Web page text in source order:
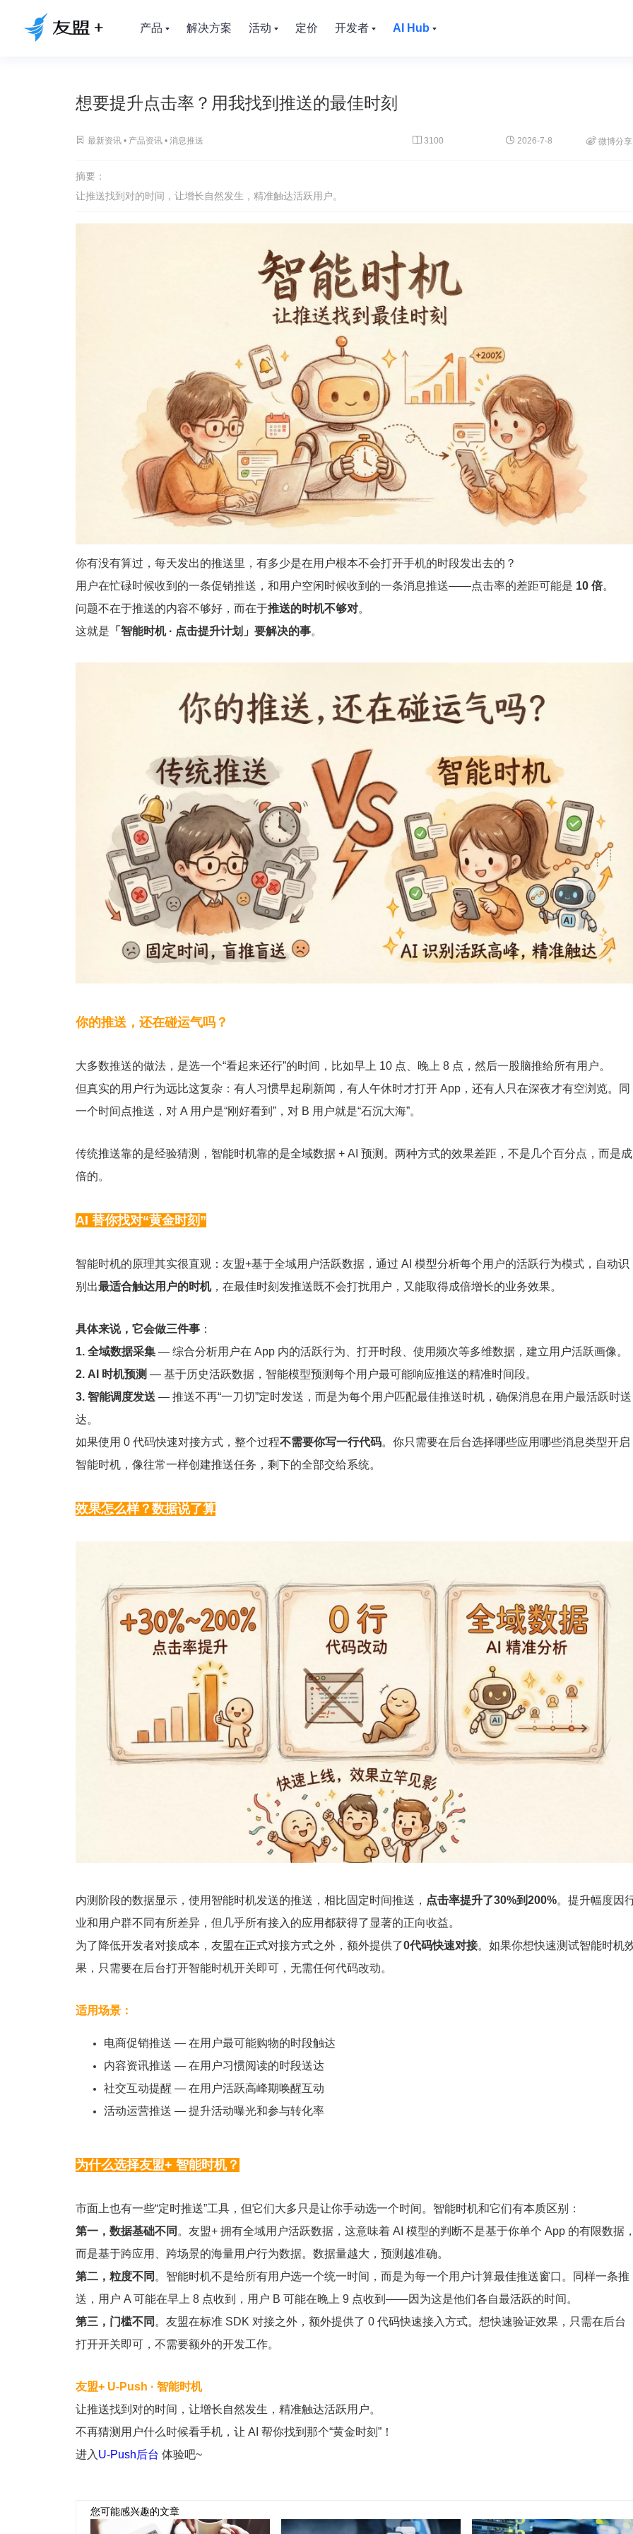
产品 解决方案 活动 定价 开发者 AI Hub
想要提升点击率？用我找到推送的最佳时刻
 最新资讯 • 产品资讯• 消息推送  3100  2026-7-8  微博分享
摘要：
让推送找到对的时间，让增长自然发生，精准触达活跃用户。
你有没有算过，每天发出的推送里，有多少是在用户根本不会打开手机的时段发出去的？
用户在忙碌时候收到的一条促销推送，和用户空闲时候收到的一条消息推送——点击率的差距可能是 10 倍。
问题不在于推送的内容不够好，而在于推送的时机不够对。
这就是 「智能时机 · 点击提升计划」要解决的事。
你的推送，还在碰运气吗？
大多数推送的做法，是选一个“看起来还行”的时间，比如早上 10 点、晚上 8 点，然后一股脑推给所有用户。
但真实的用户行为远比这复杂：有人习惯早起刷新闻，有人午休时才打开 App，还有人只在深夜才有空浏览。同
一个时间点推送，对 A 用户是“刚好看到”，对 B 用户就是“石沉大海”。
传统推送靠的是经验猜测，智能时机靠的是全域数据 + AI 预测。两种方式的效果差距，不是几个百分点，而是成
倍的。
AI 替你找对“黄金时刻”
智能时机的原理其实很直观：友盟+基于全域用户活跃数据，通过 AI 模型分析每个用户的活跃行为模式，自动识
别出最适合触达用户的时机，在最佳时刻发推送既不会打扰用户，又能取得成倍增长的业务效果。
具体来说，它会做三件事：
1. 全域数据采集— 综合分析用户在 App 内的活跃行为、打开时段、使用频次等多维数据，建立用户活跃画像。
2. AI 时机预测 — 基于历史活跃数据，智能模型预测每个用户最可能响应推送的精准时间段。
3. 智能调度发送 — 推送不再“一刀切”定时发送，而是为每个用户匹配最佳推送时机，确保消息在用户最活跃时送
达。
如果使用 0 代码快速对接方式，整个过程不需要你写一行代码。你只需要在后台选择哪些应用哪些消息类型开启
智能时机，像往常一样创建推送任务，剩下的全部交给系统。
效果怎么样？数据说了算
内测阶段的数据显示，使用智能时机发送的推送，相比固定时间推送， 点击率提升了30%到200%。提升幅度因
业和用户群不同有所差异，但几乎所有接入的应用都获得了显著的正向收益。
为了降低开发者对接成本，友盟在正式对接方式之外，额外提供了0代码快速对接。如果你想快速测试智能时机
果，只需要在后台打开智能时机开关即可，无需任何代码改动。
适用场景：
电商促销推送 — 在用户最可能购物的时段触达
内容资讯推送 — 在用户习惯阅读的时段送达
社交互动提醒 — 在用户活跃高峰期唤醒互动
活动运营推送 — 提升活动曝光和参与转化率
为什么选择友盟+ 智能时机？
市面上也有一些“定时推送”工具，但它们大多只是让你手动选一个时间。智能时机和它们有本质区别：
第一，数据基础不同 。友盟+ 拥有全域用户活跃数据，这意味着 AI 模型的判断不是基于你单个 App 的有限数据
而是基于跨应用、跨场景的海量用户行为数据。数据量越大，预测越准确。
第二，粒度不同 。智能时机不是给所有用户选一个统一时间，而是为每一个用户计算最佳推送窗口。同样一条推
送，用户 A 可能在早上 8 点收到，用户 B 可能在晚上 9 点收到——因为这是他们各自最活跃的时间。
第三，门槛不同 。友盟在标准 SDK 对接之外，额外提供了 0 代码快速接入方式。想快速验证效果，只需在后台
打开开关即可，不需要额外的开发工作。
友盟+ U-Push · 智能时机
让推送找到对的时间，让增长自然发生，精准触达活跃用户。
不再猜测用户什么时候看手机，让 AI 帮你找到那个“黄金时刻”！
进入 U-Push后台 体验吧~
您可能感兴趣的文章